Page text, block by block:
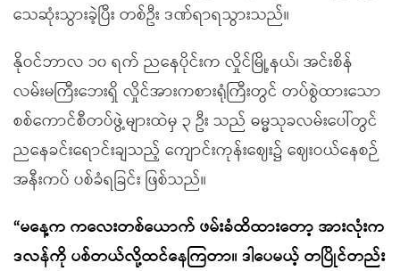
သေဆုံးသွားခဲ့ပြီး တစ်ဦး ဒဏ်ရာရသွားသည်။
နိုဝင်ဘာလ ၁၀ ရက် ညနေပိုင်းက လှိုင်မြို့နယ်၊ အင်းစိန်
လမ်းမကြီးဘေးရှိ လှိုင်အားကစားရုံကြီးတွင် တပ်စွဲထားသော
စစ်ကောင်စီတပ်ဖွဲ့များထဲမှ ၃ ဦး သည် ဓမ္မသုခလမ်းပေါ်တွင်
ညနေခင်းရောင်းချသည့် ကျောင်းကုန်းဈေး၌ ဈေးဝယ်နေစဉ်
အနီးကပ် ပစ်ခံရခြင်း ဖြစ်သည်။
“မနေ့က ကလေးတစ်ယောက် ဖမ်းခံထိထားတော့ အားလုံးက
ဒလန်ကို ပစ်တယ်လို့ထင်နေကြတာ။ ဒါပေမယ့် တပြိုင်တည်း